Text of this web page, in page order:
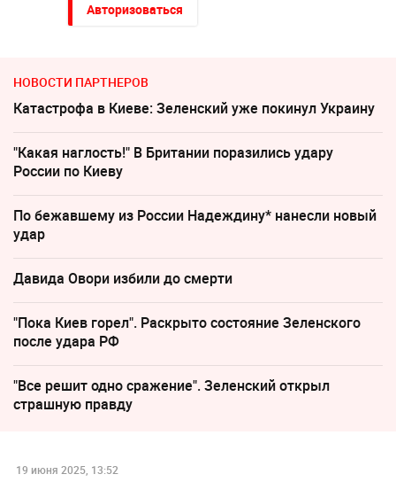
Авторизоваться
НОВОСТИ ПАРТНЕРОВ
Катастрофа в Киеве: Зеленский уже покинул Украину
"Какая наглость!" В Британии поразились удару
России по Киеву
По бежавшему из России Надеждину* нанесли новый
удар
Давида Овори избили до смерти
"Пока Киев горел". Раскрыто состояние Зеленского
после удара РФ
"Все решит одно сражение". Зеленский открыл
страшную правду
19 июня 2025, 13:52